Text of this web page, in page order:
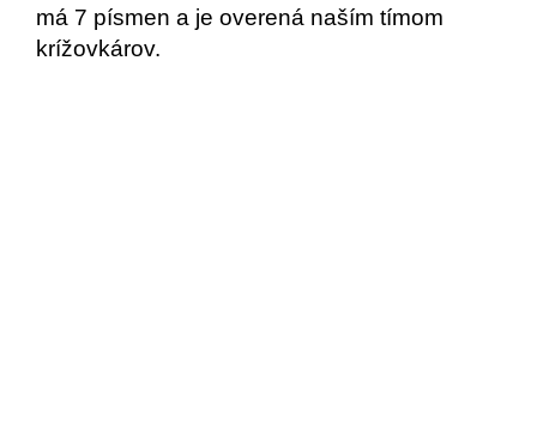
má 7 písmen a je overená naším tímom
krížovkárov.